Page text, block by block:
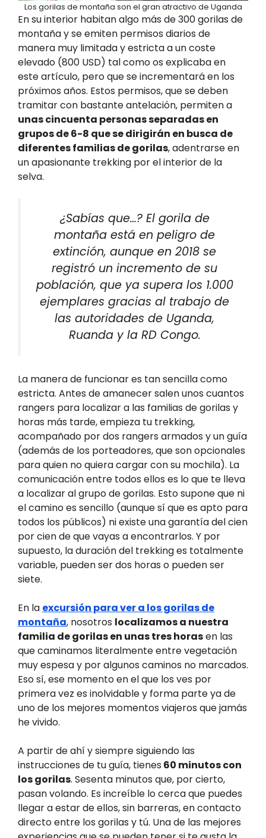
Los gorilas de montaña son el gran atractivo de Uganda
En su interior habitan algo más de 300 gorilas de
montaña y se emiten permisos diarios de
manera muy limitada y estricta a un coste
elevado (800 USD) tal como os explicaba en
este artículo, pero que se incrementará en los
próximos años. Estos permisos, que se deben
tramitar con bastante antelación, permiten a
unas cincuenta personas separadas en
grupos de 6-8 que se dirigirán en busca de
diferentes familias de gorilas, adentrarse en
un apasionante trekking por el interior de la
selva.
¿Sabías que…? El gorila de
montaña está en peligro de
extinción, aunque en 2018 se
registró un incremento de su
población, que ya supera los 1.000
ejemplares gracias al trabajo de
las autoridades de Uganda,
Ruanda y la RD Congo.
La manera de funcionar es tan sencilla como
estricta. Antes de amanecer salen unos cuantos
rangers para localizar a las familias de gorilas y
horas más tarde, empieza tu trekking,
acompañado por dos rangers armados y un guía
(además de los porteadores, que son opcionales
para quien no quiera cargar con su mochila). La
comunicación entre todos ellos es lo que te lleva
a localizar al grupo de gorilas. Esto supone que ni
el camino es sencillo (aunque sí que es apto para
todos los públicos) ni existe una garantía del cien
por cien de que vayas a encontrarlos. Y por
supuesto, la duración del trekking es totalmente
variable, pueden ser dos horas o pueden ser
siete.
En la excursión para ver a los gorilas de
montaña, nosotros localizamos a nuestra
familia de gorilas en unas tres horasen las
que caminamos literalmente entre vegetación
muy espesa y por algunos caminos no marcados.
Eso sí, ese momento en el que los ves por
primera vez es inolvidable y forma parte ya de
uno de los mejores momentos viajeros que jamás
he vivido.
A partir de ahí y siempre siguiendo las
instrucciones de tu guía, tienes 60 minutos con
los gorilas. Sesenta minutos que, por cierto,
pasan volando. Es increíble lo cerca que puedes
llegar a estar de ellos, sin barreras, en contacto
directo entre los gorilas y tú. Una de las mejores